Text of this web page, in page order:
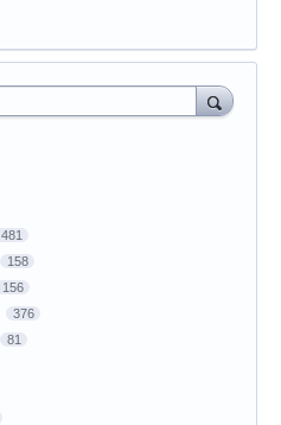
481
158
156
376
81